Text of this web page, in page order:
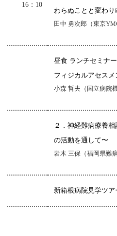
16：10
わらぬことと変わり
田中 勇次郎（東京
昼食 ランチセミナー
フィジカルアセスメ
小森 哲夫（国立病院
２．神経難病療養
の活動を通して〜
岩木 三保（福岡県難
新箱根病院見学ツア